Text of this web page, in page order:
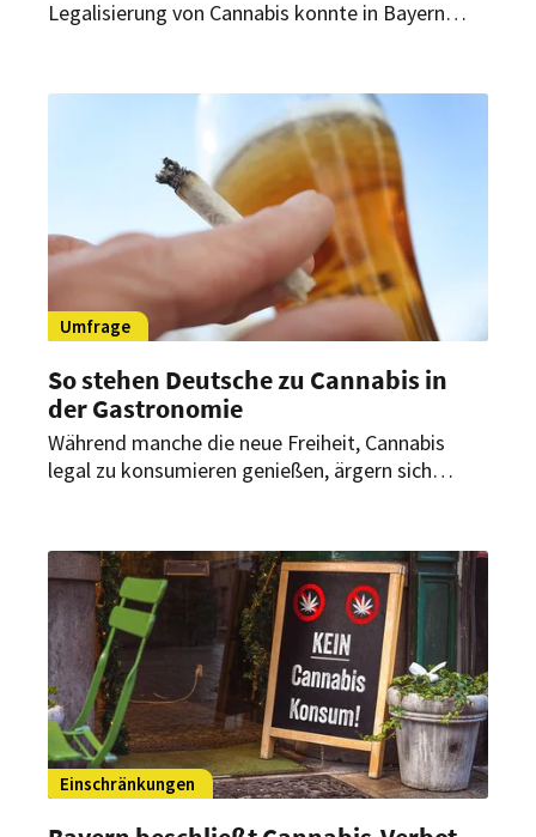
Legalisierung von Cannabis konnte in Bayern
Bereiche – und das möglichst schnell.
Umfrage
So stehen Deutsche zu Cannabis in
der Gastronomie
Während manche die neue Freiheit, Cannabis
legal zu konsumieren genießen, ärgern sich
sie vom Kiffen in der Gastronomie?
Einschränkungen